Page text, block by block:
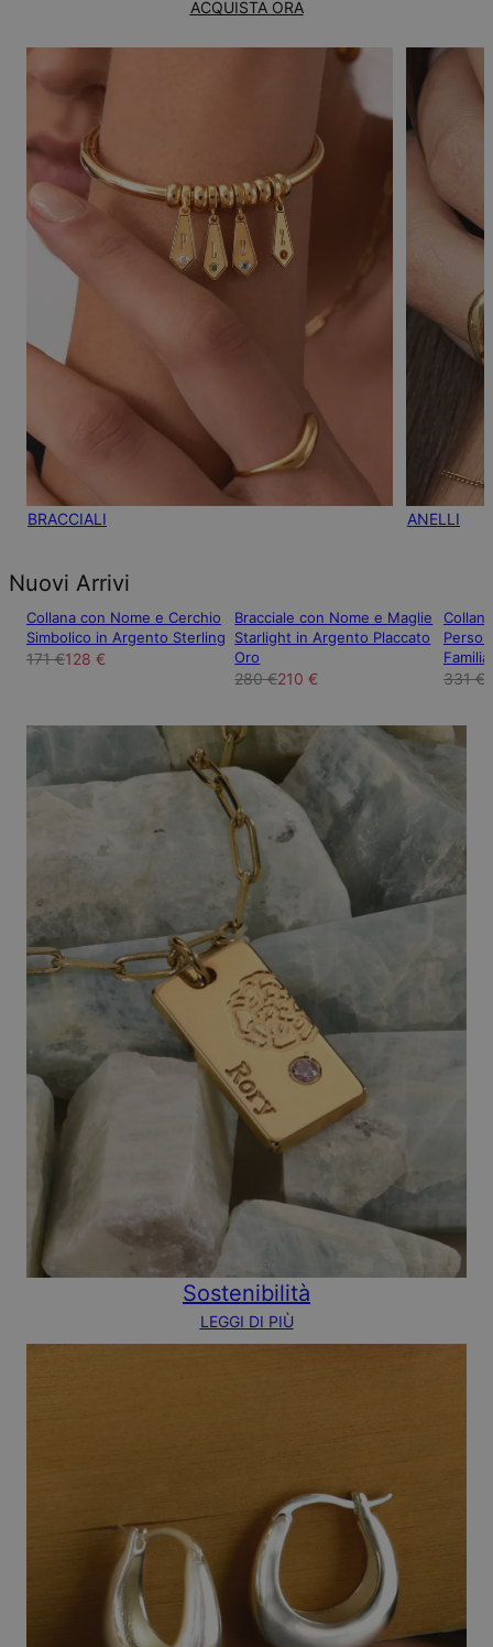
ACQUISTA ORA
BRACCIALI ANELLI
Nuovi Arrivi
Collana con Nome e Cerchio
Simbolico in Argento Sterling
171 €128 €
Bracciale con Nome e Maglie
Starlight in Argento Placcato
Oro
280 €210 € 331 €
Sostenibilità
LEGGI DI PIÙ